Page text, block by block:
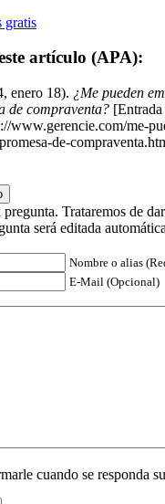
gratis
artículo (APA):
enero 18). ¿Me pueden
de compraventa?
www.gerencie.com/me-
de-
Trataremos de
será editada
Nombre o alias
E-Mail (Opcional)
cuando se responda